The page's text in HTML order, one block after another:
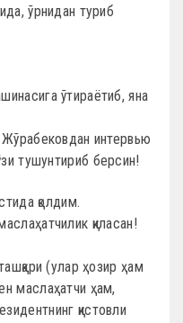
ўрнидан туриб
ўтираётиб, яна
Жўрабековдан интервью
тушунтириб берсин!
қолдим.
қиласан!
(улар ҳозир ҳам
маслаҳатчи ҳам,
қистовли